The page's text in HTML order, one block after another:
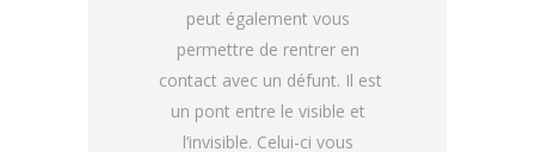
peut également vous
permettre de rentrer en
contact avec un défunt. Il est
un pont entre le visible et
l’invisible. Celui-ci vous